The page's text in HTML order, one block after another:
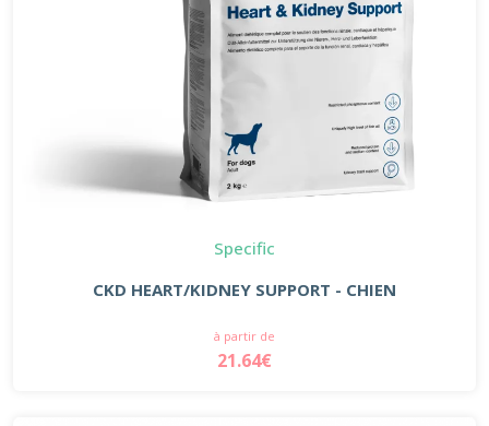
Specific
CKD HEART/KIDNEY SUPPORT - CHIEN
à partir de
21.64€